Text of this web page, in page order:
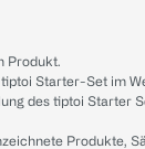
Produkt.
Starter-Set
des tiptoi